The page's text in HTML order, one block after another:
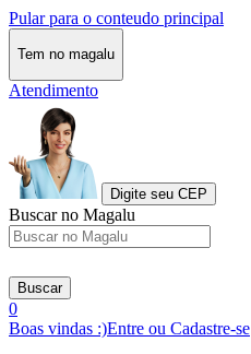
Pular para o conteudo principal
Tem no magalu
Atendimento
Digite seu CEP
Buscar no Magalu
Buscar
0
Boas vindas :)Entre ou Cadastre-se